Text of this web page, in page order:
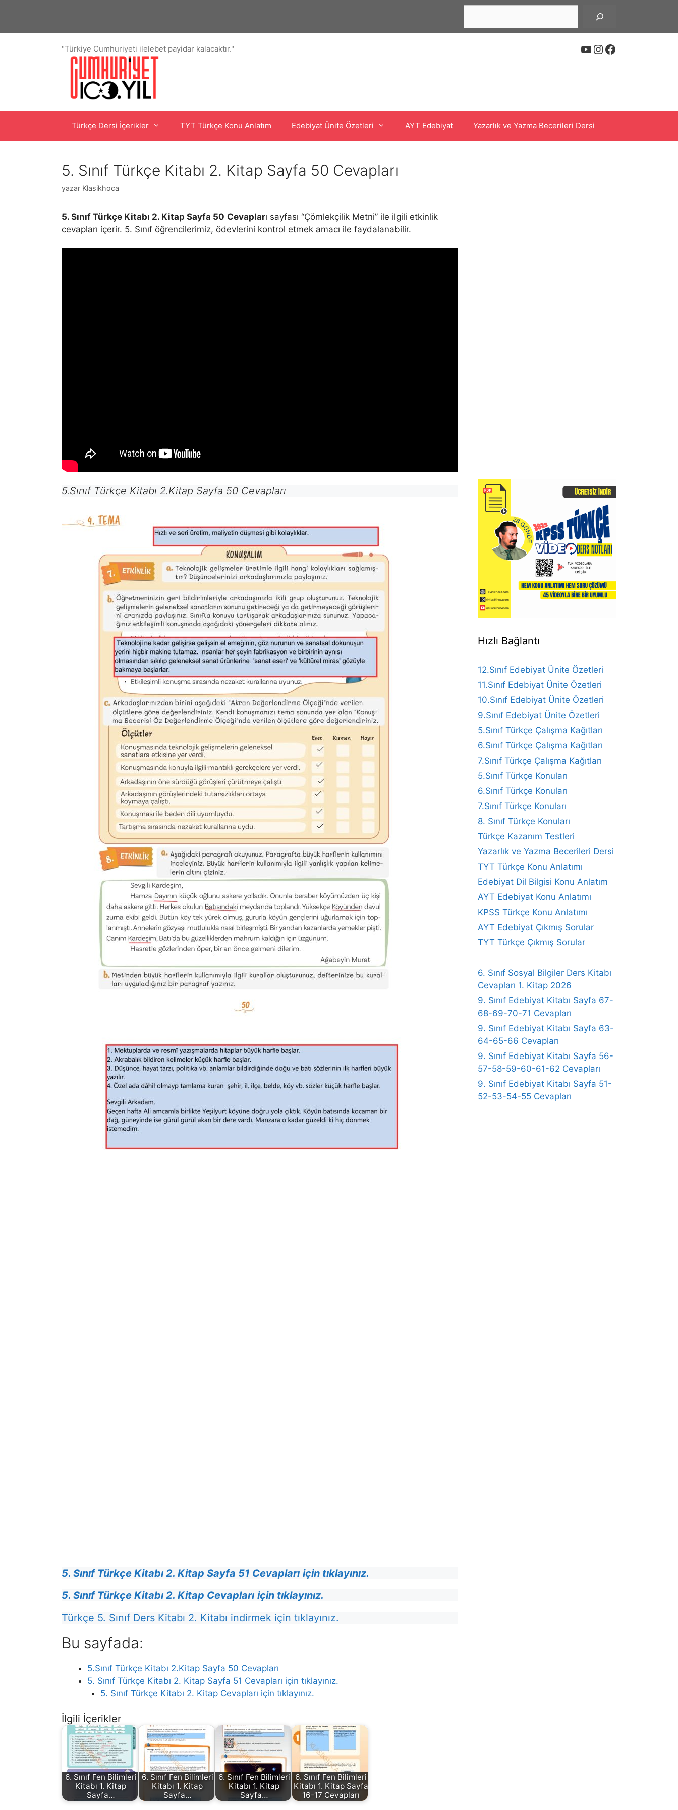
YouTube
Instagram
Facebook
"Türkiye Cumhuriyeti ilelebet payidar kalacaktır."
Türkçe Dersi İçerikler TYT Türkçe Konu Anlatım Edebiyat Ünite Özetleri AYT Edebiyat Yazarlık ve Yazma Becerileri Dersi
5. Sınıf Türkçe Kitabı 2. Kitap Sayfa 50 Cevapları
yazar Klasikhoca
5. Sınıf Türkçe Kitabı 2. Kitap Sayfa 50 Cevapları sayfası “Çömlekçilik Metni” ile ilgili etkinlik
cevapları içerir. 5. Sınıf öğrencilerimiz, ödevlerini kontrol etmek amacı ile faydalanabilir.
5.Sınıf Türkçe Kitabı 2.Kitap Sayfa 50 Cevapları
5. Sınıf Türkçe Kitabı 2. Kitap Sayfa 51 Cevapları için tıklayınız.
5. Sınıf Türkçe Kitabı 2. Kitap Cevapları için tıklayınız.
Türkçe 5. Sınıf Ders Kitabı 2. Kitabı indirmek için tıklayınız.
Bu sayfada:
5.Sınıf Türkçe Kitabı 2.Kitap Sayfa 50 Cevapları
5. Sınıf Türkçe Kitabı 2. Kitap Sayfa 51 Cevapları için tıklayınız.
5. Sınıf Türkçe Kitabı 2. Kitap Cevapları için tıklayınız.
İlgili İçerikler
6. Sınıf Fen Bilimleri
Kitabı 1. Kitap
Sayfa…
6. Sınıf Fen Bilimleri
Kitabı 1. Kitap
Sayfa…
6. Sınıf Fen Bilimleri
Kitabı 1. Kitap
Sayfa…
6. Sınıf Fen Bilimleri
Kitabı 1. Kitap Sayfa
16-17 Cevapları
Hızlı Bağlantı
12.Sınıf Edebiyat Ünite Özetleri
11.Sınıf Edebiyat Ünite Özetleri
10.Sınıf Edebiyat Ünite Özetleri
9.Sınıf Edebiyat Ünite Özetleri
5.Sınıf Türkçe Çalışma Kağıtları
6.Sınıf Türkçe Çalışma Kağıtları
7.Sınıf Türkçe Çalışma Kağıtları
5.Sınıf Türkçe Konuları
6.Sınıf Türkçe Konuları
7.Sınıf Türkçe Konuları
8. Sınıf Türkçe Konuları
Türkçe Kazanım Testleri
Yazarlık ve Yazma Becerileri Dersi
TYT Türkçe Konu Anlatımı
Edebiyat Dil Bilgisi Konu Anlatım
AYT Edebiyat Konu Anlatımı
KPSS Türkçe Konu Anlatımı
AYT Edebiyat Çıkmış Sorular
TYT Türkçe Çıkmış Sorular
6. Sınıf Sosyal Bilgiler Ders Kitabı
Cevapları 1. Kitap 2026
9. Sınıf Edebiyat Kitabı Sayfa 67-
68-69-70-71 Cevapları
9. Sınıf Edebiyat Kitabı Sayfa 63-
64-65-66 Cevapları
9. Sınıf Edebiyat Kitabı Sayfa 56-
57-58-59-60-61-62 Cevapları
9. Sınıf Edebiyat Kitabı Sayfa 51-
52-53-54-55 Cevapları